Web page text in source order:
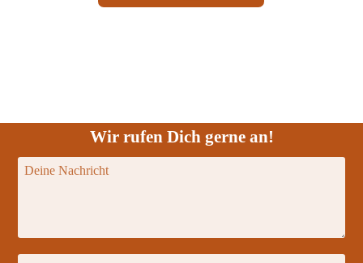
Wir rufen Dich gerne an!